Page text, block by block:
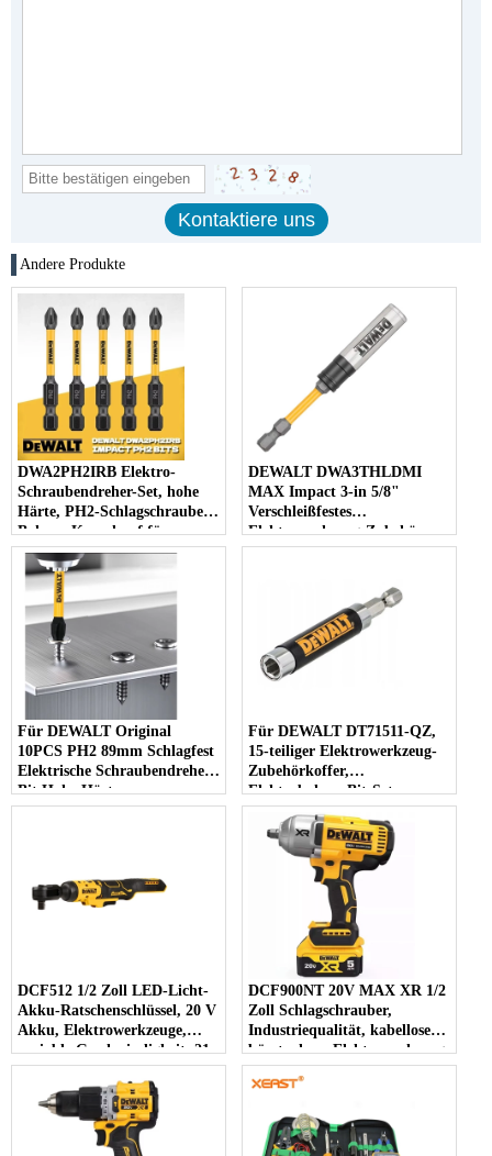
Andere Produkte
DWA2PH2IRB Elektro-
Schraubendreher-Set, hohe
Härte, PH2-Schlagschrauber,
Bohrer, Kreuzkopf für
effizientes Schrauben
DEWALT DWA3THLDMI
MAX Impact 3-in 5/8"
Verschleißfestes
Elektrowerkzeug-Zubehör
Schraubendreherkopf Impact
Für DEWALT Original
10PCS PH2 89mm Schlagfest
Elektrische Schraubendreher
Bit Hohe Härte
DWA3PH21RB mit Phillips
Für DEWALT DT71511-QZ,
15-teiliger Elektrowerkzeug-
Zubehörkoffer,
Elektrobohrer-Bit-Set,
einschließlich PH2-
Schraubendreher-Bits für eine
bequeme Nutzung
DCF512 1/2 Zoll LED-Licht-
Akku-Ratschenschlüssel, 20 V
Akku, Elektrowerkzeuge,
variable Geschwindigkeit, 21
V, bürstenloser
Kraftschrauber
DCF900NT 20V MAX XR 1/2
Zoll Schlagschrauber,
Industriequalität, kabelloses,
bürstenloses Elektrowerkzeug
mit variabler
Geschwindigkeit,